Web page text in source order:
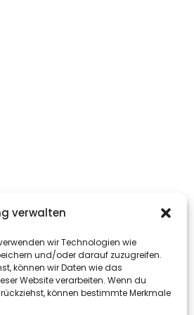
verwalten
wir Technologien wie
und/oder darauf zuzugreifen.
können wir Daten wie das
Website verarbeiten. Wenn du
können bestimmte Merkmale